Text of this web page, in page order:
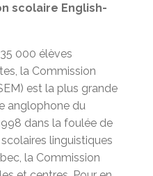
scolaire English-
000 élèves
la Commission
est la plus grande
anglophone du
dans la foulée de
linguistiques
la Commission